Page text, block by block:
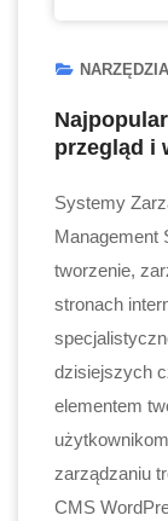
przegląd i
Systemy
Management
tworzenie,
stronach
dzisiejszych
elementem
zarządzaniu
CMS